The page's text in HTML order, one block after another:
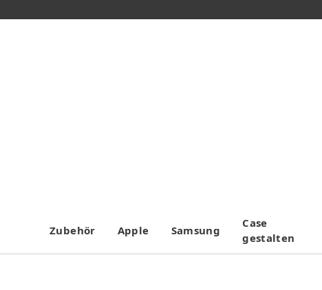
Zubehör Apple Samsung
Case
gestalten